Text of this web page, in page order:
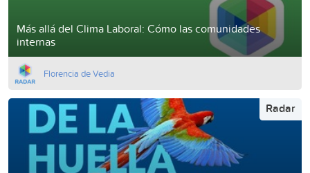
Más allá del Clima Laboral: Cómo las comunidades
internas
Florencia de Vedia
Radar